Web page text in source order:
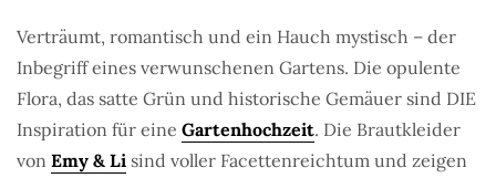
Verträumt, romantisch und ein Hauch mystisch – der
Inbegriff eines verwunschenen Gartens. Die opulente
Flora, das satte Grün und historische Gemäuer sind DIE
Inspiration für eine Gartenhochzeit. Die Brautkleider
von Emy & Li sind voller Facettenreichtum und zeigen